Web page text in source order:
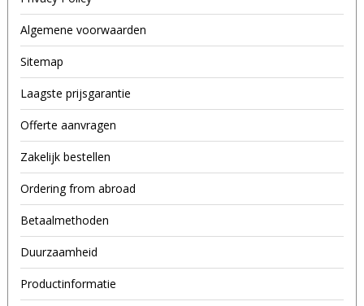
Algemene voorwaarden
Sitemap
Laagste prijsgarantie
Offerte aanvragen
Zakelijk bestellen
Ordering from abroad
Betaalmethoden
Duurzaamheid
Productinformatie